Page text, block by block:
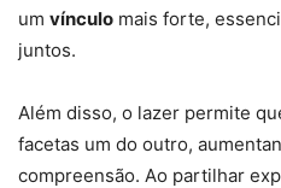
um vínculo mais forte,
juntos.
Além disso, o lazer permite
facetas um do outro,
compreensão. Ao partilhar